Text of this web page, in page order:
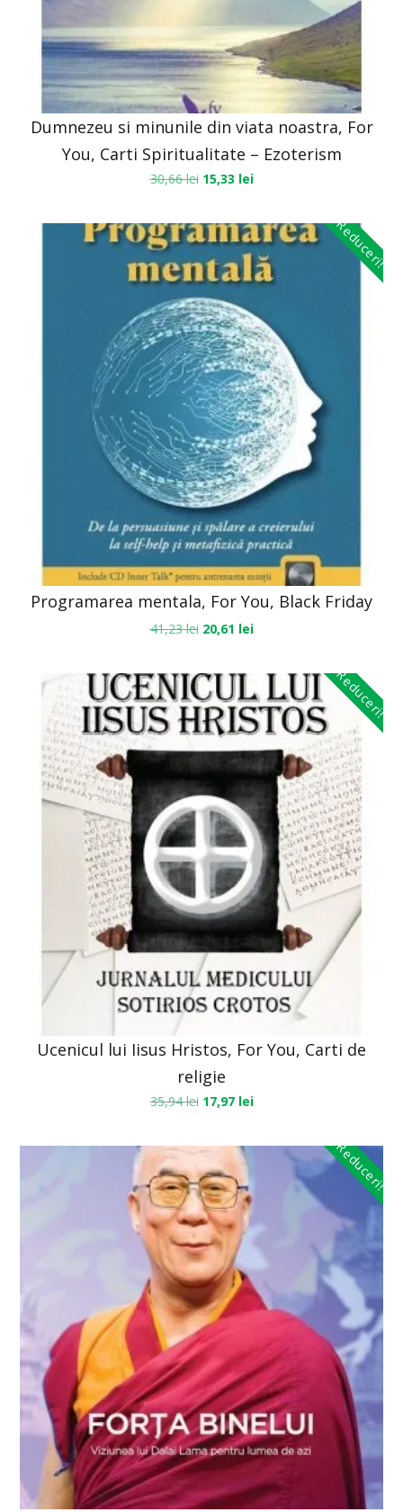
Dumnezeu si minunile din viata noastra, For
You, Carti Spiritualitate – Ezoterism
30,66lei 15,33 lei
Reduceri!
Programarea mentala, For You, Black Friday
41,23lei 20,61 lei
Reduceri!
Ucenicul lui Iisus Hristos, For You, Carti de
religie
35,94lei 17,97 lei
Reduceri!